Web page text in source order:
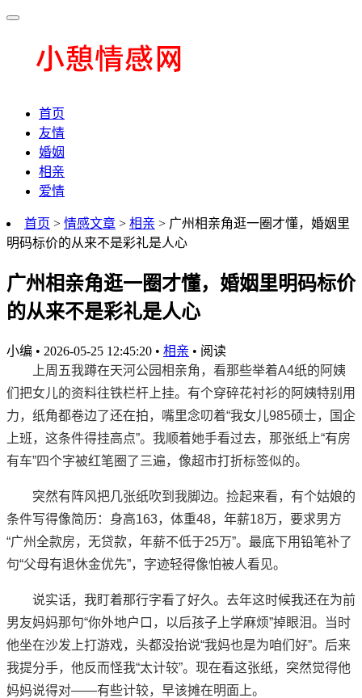
首页
友情
婚姻
相亲
爱情
首页 > 情感文章 > 相亲 > 广州相亲角逛一圈才懂，婚姻里
明码标价的从来不是彩礼是人心
广州相亲角逛一圈才懂，婚姻里明码标价
的从来不是彩礼是人心
小编 • 2026-05-25 12:45:20 • 相亲 • 阅读
上周五我蹲在天河公园相亲角，看那些举着A4纸的阿姨
们把女儿的资料往铁栏杆上挂。有个穿碎花衬衫的阿姨特别用
力，纸角都卷边了还在拍，嘴里念叨着“我女儿985硕士，国企
上班，这条件得挂高点”。我顺着她手看过去，那张纸上“有房
有车”四个字被红笔圈了三遍，像超市打折标签似的。
突然有阵风把几张纸吹到我脚边。捡起来看，有个姑娘的
条件写得像简历：身高163，体重48，年薪18万，要求男方
“广州全款房，无贷款，年薪不低于25万”。最底下用铅笔补了
句“父母有退休金优先”，字迹轻得像怕被人看见。
说实话，我盯着那行字看了好久。去年这时候我还在为前
男友妈妈那句“你外地户口，以后孩子上学麻烦”掉眼泪。当时
他坐在沙发上打游戏，头都没抬说“我妈也是为咱们好”。后来
我提分手，他反而怪我“太计较”。现在看这张纸，突然觉得他
妈妈说得对——有些计较，早该摊在明面上。